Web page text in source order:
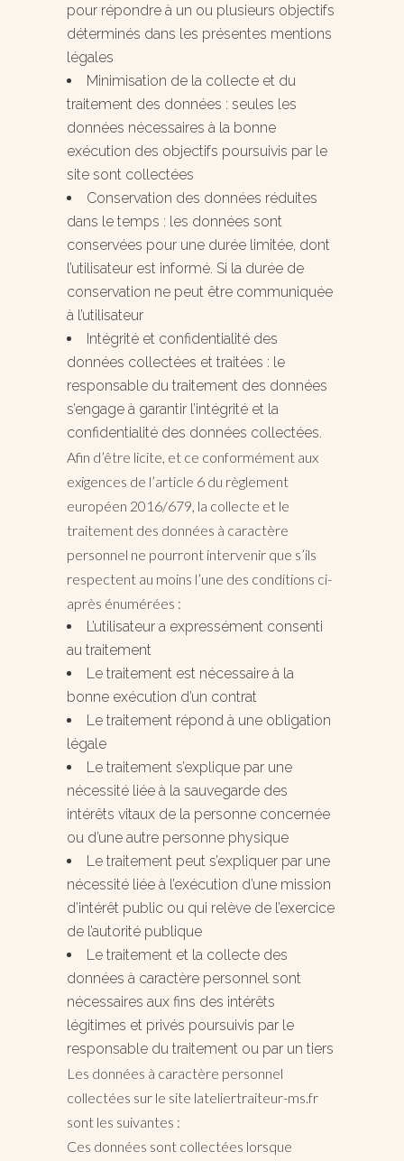
pour répondre à un ou plusieurs objectifs
déterminés dans les présentes mentions
légales
Minimisation de la collecte et du
traitement des données : seules les
données nécessaires à la bonne
exécution des objectifs poursuivis par le
site sont collectées
Conservation des données réduites
dans le temps : les données sont
conservées pour une durée limitée, dont
l’utilisateur est informé. Si la durée de
conservation ne peut être communiquée
à l’utilisateur
Intégrité et confidentialité des
données collectées et traitées : le
responsable du traitement des données
s’engage à garantir l’intégrité et la
confidentialité des données collectées.
Afin d’être licite, et ce conformément aux
exigences de l’article 6 du règlement
européen 2016/679, la collecte et le
traitement des données à caractère
personnel ne pourront intervenir que s’ils
respectent au moins l’une des conditions ci-
après énumérées :
L’utilisateur a expressément consenti
au traitement
Le traitement est nécessaire à la
bonne exécution d’un contrat
Le traitement répond à une obligation
légale
Le traitement s’explique par une
nécessité liée à la sauvegarde des
intérêts vitaux de la personne concernée
ou d’une autre personne physique
Le traitement peut s’expliquer par une
nécessité liée à l’exécution d’une mission
d’intérêt public ou qui relève de l’exercice
de l’autorité publique
Le traitement et la collecte des
données à caractère personnel sont
nécessaires aux fins des intérêts
légitimes et privés poursuivis par le
responsable du traitement ou par un tiers
Les données à caractère personnel
collectées sur le site lateliertraiteur-ms.fr
sont les suivantes :
Ces données sont collectées lorsque